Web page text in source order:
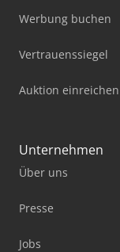
Werbung buchen
Vertrauenssiegel
Auktion einreichen
Unternehmen
Über uns
Presse
Jobs